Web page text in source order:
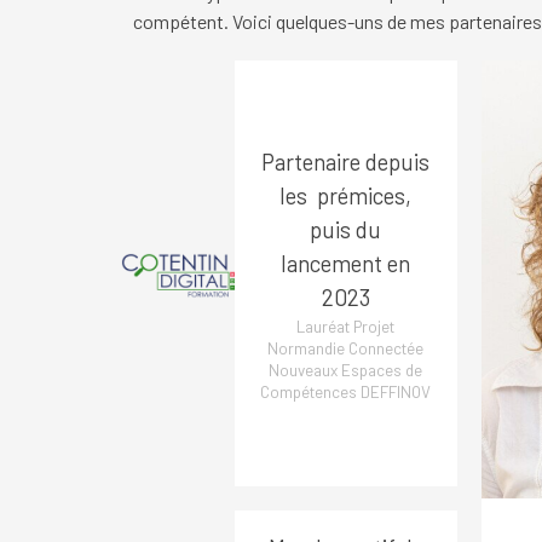
compétent. Voici quelques-uns de mes
Partenaire depuis
les prémices,
puis du
lancement en
2023
Lauréat Projet
Normandie Connectée
Nouveaux Espaces de
Compétences DEFFINOV